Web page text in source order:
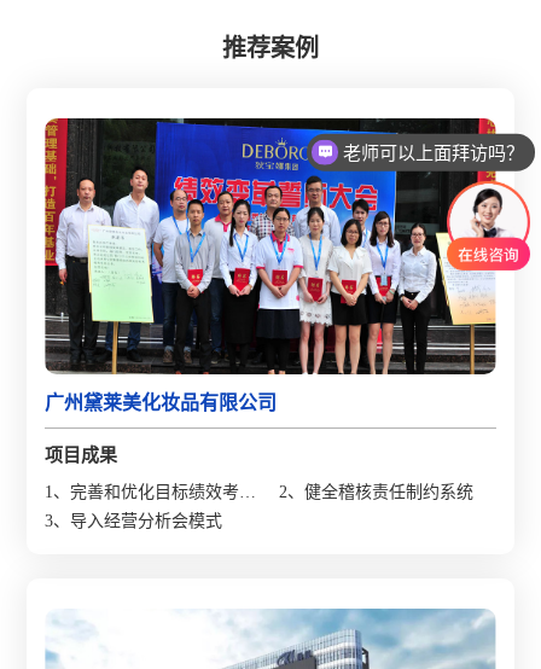
推荐案例
广州黛莱美化妆品有限公司
项目成果
1、完善和优化目标绩效考核
管理体系
2、健全稽核责任制约系统
3、导入经营分析会模式
老师可以上面拜访吗？